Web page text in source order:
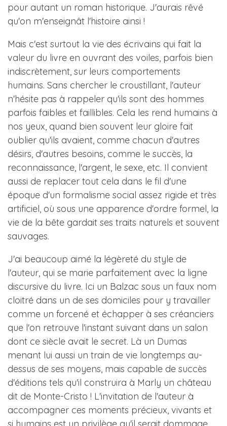
pour autant un roman historique. J'aurais rêvé
qu'on m'enseignât l'histoire ainsi !
Mais c'est surtout la vie des écrivains qui fait la
valeur du livre en ouvrant des voiles, parfois bien
indiscrètement, sur leurs comportements
humains. Sans chercher le croustillant, l'auteur
n'hésite pas à rappeler qu'ils sont des hommes
parfois faibles et faillibles. Cela les rend humains à
nos yeux, quand bien souvent leur gloire fait
oublier qu'ils avaient, comme chacun d'autres
désirs, d'autres besoins, comme le succès, la
reconnaissance, l'argent, le sexe, etc. Il convient
aussi de replacer tout cela dans le fil d'une
époque d'un formalisme social assez rigide et très
artificiel, où sous une apparence d'ordre formel, la
vie de la bête gardait ses traits naturels et souvent
sauvages.
J'ai beaucoup aimé la légèreté du style de
l'auteur, qui se marie parfaitement avec la ligne
discursive du livre. Ici un Balzac sous un faux nom
cloitré dans un de ses domiciles pour y travailler
comme un forcené et échapper à ses créanciers
que l'on retrouve l'instant suivant dans un salon
dont ce siècle avait le secret. Là un Dumas
menant lui aussi un train de vie longtemps au-
dessus de ses moyens, mais capable de succès
d'éditions tels qu'il construira à Marly un château
dit de Monte-Cristo ! L'invitation de l'auteur à
accompagner ces moments précieux, vivants et